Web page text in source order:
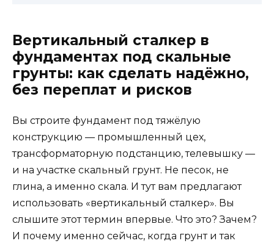
Вертикальный сталкер в
фундаментах под скальные
грунты: как сделать надёжно,
без переплат и рисков
Вы строите фундамент под тяжёлую
конструкцию — промышленный цех,
трансформаторную подстанцию, телевышку —
и на участке скальный грунт. Не песок, не
глина, а именно скала. И тут вам предлагают
использовать «вертикальный сталкер». Вы
слышите этот термин впервые. Что это? Зачем?
И почему именно сейчас, когда грунт и так